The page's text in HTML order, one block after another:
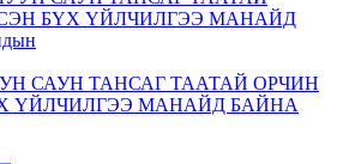
САУН ТАНСАГ ТААТАЙ ОРЧИН
ҮЙЛЧИЛГЭЭ МАНАЙД БАЙНА